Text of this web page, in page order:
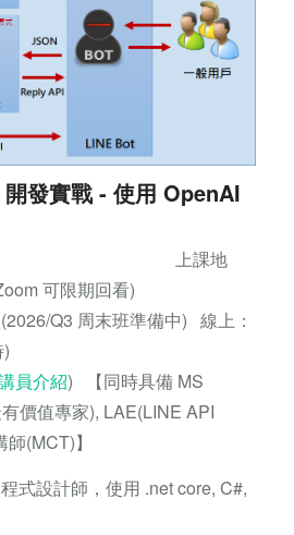
發實戰 - 使用 OpenAI
hr) 上課地
可限期回看)
Q3 周末班準備中) 線上：
員介紹) 【同時具備 MS
價值專家), LAE(LINE API
師(MCT)】
式設計師，使用 .net core, C#,